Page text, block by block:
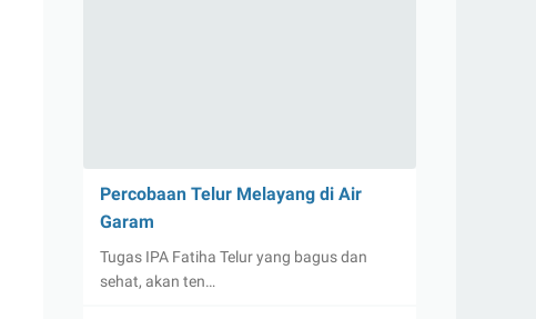
Percobaan Telur Melayang di Air
Garam
Tugas IPA Fatiha Telur yang bagus dan
sehat, akan ten…